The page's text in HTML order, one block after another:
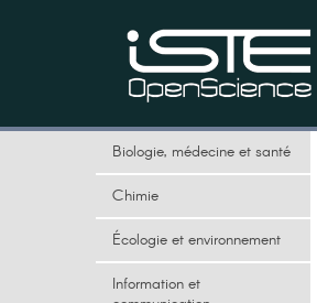
Biologie, médecine et santé
Chimie
Écologie et environnement
Information et